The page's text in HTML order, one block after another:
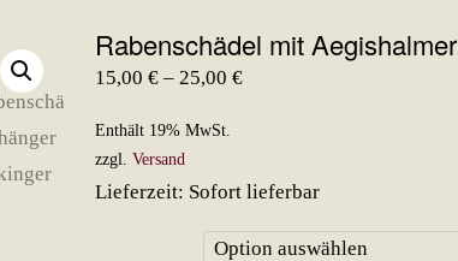
Rabenschädel mit Aegishalmer
15,00 € – 25,00 €Preisspanne:
25,00 €
Enthält 19% MwSt.
zzgl. Versand
Lieferzeit: Sofort lieferbar